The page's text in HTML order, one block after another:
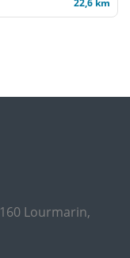
22,6 km
Lourmarin,